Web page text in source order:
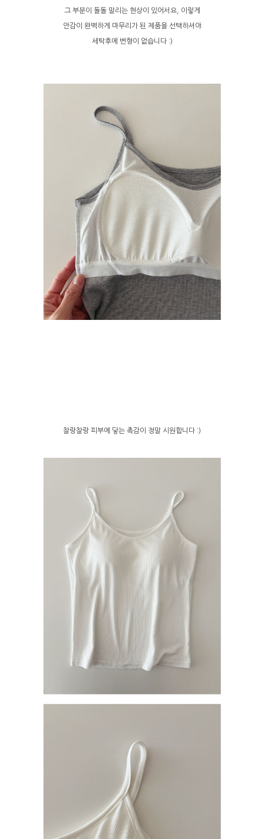
그 부분이 돌돌 말리는 현상이 있어서요, 이렇게
안감이 완벽하게 마무리가 된 제품을 선택하셔야
세탁후에 변형이 없습니다 :)
찰랑찰랑 피부에 닿는 촉감이 정말 시원합니다 :)